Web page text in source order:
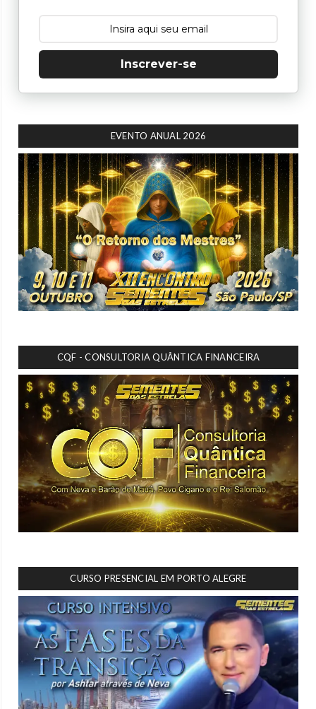
Inscrever-se
EVENTO ANUAL 2026
CQF - CONSULTORIA QUÂNTICA FINANCEIRA
CURSO PRESENCIAL EM PORTO ALEGRE